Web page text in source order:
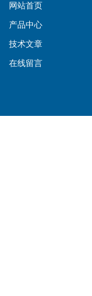
网站首页
产品中心
技术文章
在线留言